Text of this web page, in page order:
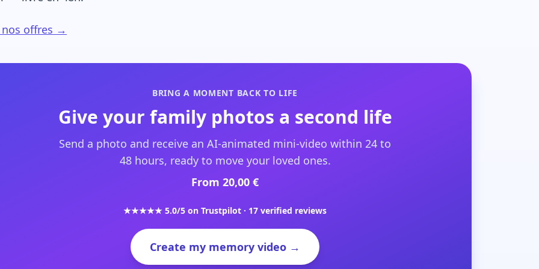
offres →
BRING A MOMENT BACK TO LIFE
Give your family photos a second life
Send a photo and receive an AI-animated mini-video within 24 to
48 hours, ready to move your loved ones.
From 20,00 €
★★★★★ 5.0/5 on Trustpilot · 17 verified reviews
Create my memory video →